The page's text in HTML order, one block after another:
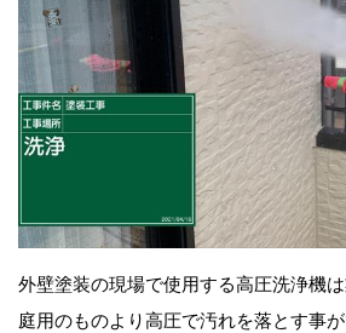
外壁塗装の現場で使用する高圧洗浄機
庭用のものより高圧で汚れを落とす事が